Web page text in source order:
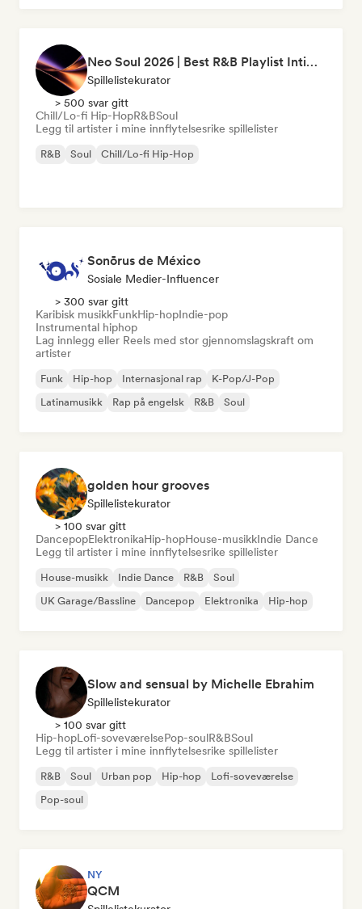
Neo Soul 2026 | Best R&B Playlist Intimate & Sexy
Spillelistekurator
> 500 svar gitt
Chill/Lo-fi Hip-HopR&BSoul
Legg til artister i mine innflytelsesrike spillelister
R&B Soul Chill/Lo-fi Hip-Hop
Sonōrus de México
Sosiale Medier-Influencer
> 300 svar gitt
Karibisk musikkFunkHip-hopIndie-pop
Instrumental hiphop
Lag innlegg eller Reels med stor gjennomslagskraft om
artister
Funk Hip-hop Internasjonal rap
K-Pop/J-Pop
Latinamusikk
Rap på engelsk R&B Soul
golden hour grooves
Spillelistekurator
> 100 svar gitt
DancepopElektronikaHip-hopHouse-musikkIndie Dance
Legg til artister i mine innflytelsesrike spillelister
House-musikk Indie Dance R&B
Soul
UK Garage/Bassline
Dancepop Elektronika Hip-hop
Slow and sensual by Michelle Ebrahim
Spillelistekurator
> 100 svar gitt
Hip-hopLofi-soveværelsePop-soulR&BSoul
Legg til artister i mine innflytelsesrike spillelister
R&B Soul Urban pop Hip-hop
Lofi-soveværelse
Pop-soul
NY
QCM